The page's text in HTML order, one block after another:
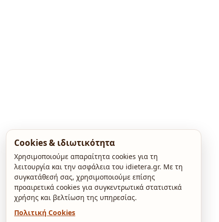
Cookies & ιδιωτικότητα
Χρησιμοποιούμε απαραίτητα cookies για τη
λειτουργία και την ασφάλεια του idietera.gr. Με τη
συγκατάθεσή σας, χρησιμοποιούμε επίσης
προαιρετικά cookies για συγκεντρωτικά στατιστικά
χρήσης και βελτίωση της υπηρεσίας.
Πολιτική Cookies